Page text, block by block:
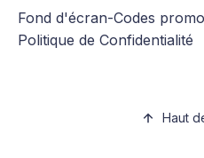
Fond d'écran-Codes
Politique de Confidentialité
Haut